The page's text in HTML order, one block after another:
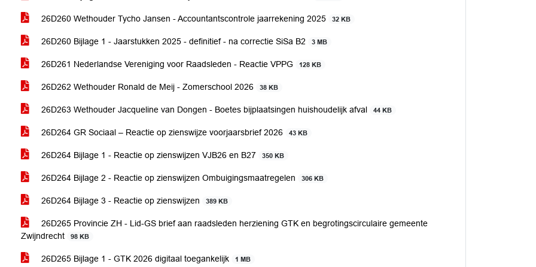
26D260 Wethouder Tycho Jansen - Accountantscontrole jaarrekening 2025 32 KB
26D260 Bijlage 1 - Jaarstukken 2025 - definitief - na correctie SiSa B2 3 MB
26D261 Nederlandse Vereniging voor Raadsleden - Reactie VPPG 128 KB
26D262 Wethouder Ronald de Meij - Zomerschool 2026 38 KB
26D263 Wethouder Jacqueline van Dongen - Boetes bijplaatsingen huishoudelijk afval 44 KB
26D264 GR Sociaal – Reactie op zienswijze voorjaarsbrief 2026 43 KB
26D264 Bijlage 1 - Reactie op zienswijzen VJB26 en B27 350 KB
26D264 Bijlage 2 - Reactie op zienswijzen Ombuigingsmaatregelen 306 KB
26D264 Bijlage 3 - Reactie op zienswijzen 389 KB
26D265 Provincie ZH - Lid-GS brief aan raadsleden herziening GTK en begrotingscirculaire gemeente
Zwijndrecht
98 KB
26D265 Bijlage 1 - GTK 2026 digitaal toegankelijk 1 MB